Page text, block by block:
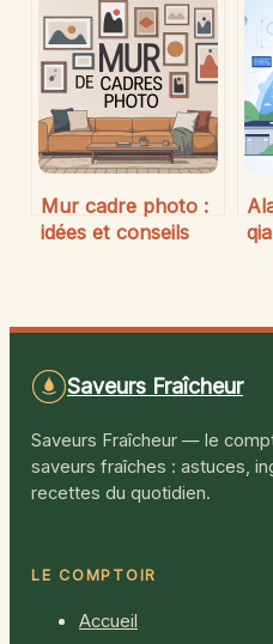
extraordinaire
Mur cadre photo :
idées et conseils
Saveurs Fraîcheur
Saveurs Fraîcheur — le
saveurs fraîches : astuces,
recettes du quotidien.
LE COMPTOIR
Accueil